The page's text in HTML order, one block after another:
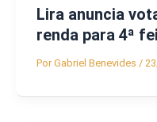
Lira anuncia
renda para 4ª
PorGabriel Benevides /